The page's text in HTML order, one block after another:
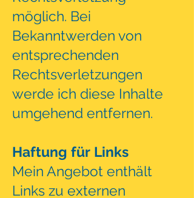
möglich. Bei
Bekanntwerden von
entsprechenden
Rechtsverletzungen
werde ich diese Inhalte
umgehend entfernen.
Haftung für Links
Mein Angebot enthält
Links zu externen